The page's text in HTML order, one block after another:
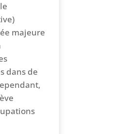
majeure
dans de